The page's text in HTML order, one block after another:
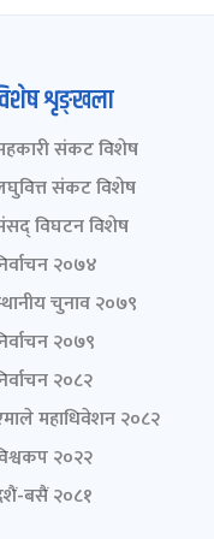
शृङ्खला
संकट विशेष
संकट विशेष
विघटन विशेष
२०७४
चुनाव २०७९
२०७९
२०८२
महाधिवेशन २०८२
२०२२
बसैं २०८१